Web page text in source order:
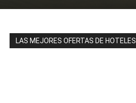
LAS MEJORES OFERTAS DE HOTELES